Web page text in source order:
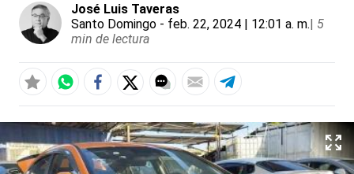
José Luis Taveras
Santo Domingo - feb. 22, 2024 | 12:01 a. m.| 5
min de lectura